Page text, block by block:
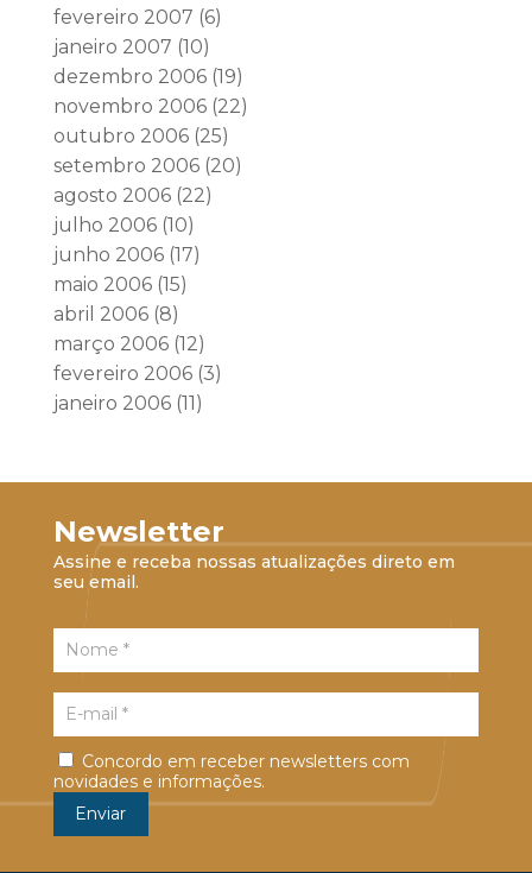
fevereiro 2007 (6)
janeiro 2007 (10)
dezembro 2006(19)
novembro 2006(22)
outubro 2006(25)
setembro 2006(20)
agosto 2006(22)
julho 2006(10)
junho 2006(17)
maio 2006(15)
abril 2006(8)
março 2006(12)
fevereiro 2006(3)
janeiro 2006(11)
Newsletter
Assine e receba nossas atualizações direto em
seu email.
Concordo em receber newsletters com
novidades e informações.